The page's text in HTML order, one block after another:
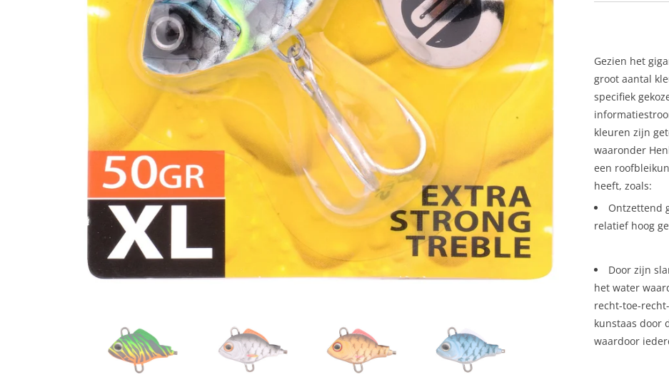
Gezien het
groot aantal
specifiek
kleuren zijn
waaronder
een
heeft, zoals:
Ontzettend
relatief hoog
Door zijn
het water
recht-toe-
kunstaas door
waardoor